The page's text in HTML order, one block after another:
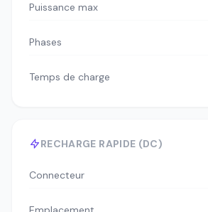
Puissance max
Phases
Temps de charge
RECHARGE RAPIDE (DC)
Connecteur